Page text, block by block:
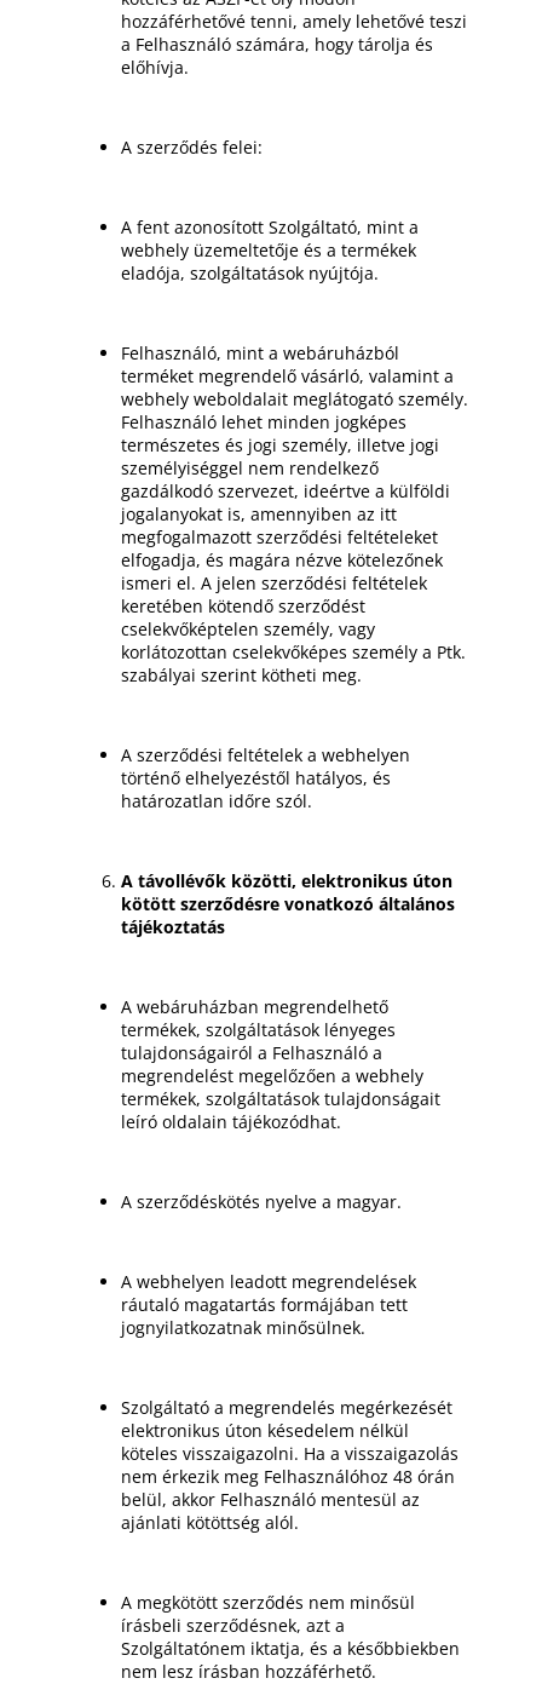
hozzáférhetővé tenni, amely lehetővé teszi
a Felhasználó számára, hogy tárolja és
előhívja.
A szerződés felei:
A fent azonosított Szolgáltató, mint a
webhely üzemeltetője és a termékek
eladója, szolgáltatások nyújtója.
Felhasználó, mint a webáruházból
terméket megrendelő vásárló, valamint a
webhely weboldalait meglátogató személy.
Felhasználó lehet minden jogképes
természetes és jogi személy, illetve jogi
személyiséggel nem rendelkező
gazdálkodó szervezet, ideértve a külföldi
jogalanyokat is, amennyiben az itt
megfogalmazott szerződési feltételeket
elfogadja, és magára nézve kötelezőnek
ismeri el. A jelen szerződési feltételek
keretében kötendő szerződést
cselekvőképtelen személy, vagy
korlátozottan cselekvőképes személy a Ptk.
szabályai szerint kötheti meg.
A szerződési feltételek a webhelyen
történő elhelyezéstől hatályos, és
határozatlan időre szól.
A távollévők közötti, elektronikus úton
kötött szerződésre vonatkozó általános
tájékoztatás
A webáruházban megrendelhető
termékek, szolgáltatások lényeges
tulajdonságairól a Felhasználó a
megrendelést megelőzően a webhely
termékek, szolgáltatások tulajdonságait
leíró oldalain tájékozódhat.
A szerződéskötés nyelve a magyar.
A webhelyen leadott megrendelések
ráutaló magatartás formájában tett
jognyilatkozatnak minősülnek.
Szolgáltató a megrendelés megérkezését
elektronikus úton késedelem nélkül
köteles visszaigazolni. Ha a visszaigazolás
nem érkezik meg Felhasználóhoz 48 órán
belül, akkor Felhasználó mentesül az
ajánlati kötöttség alól.
A megkötött szerződés nem minősül
írásbeli szerződésnek, azt a
Szolgáltatónem iktatja, és a későbbiekben
nem lesz írásban hozzáférhető.